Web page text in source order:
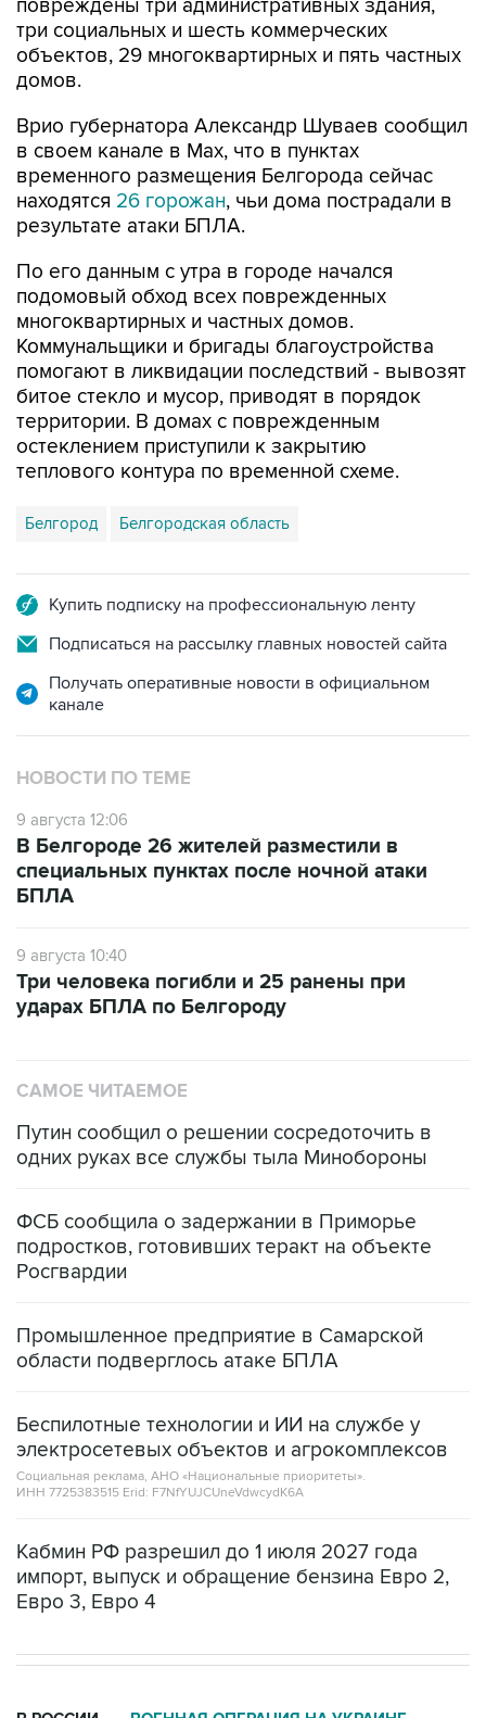
объектов, 29 многоквартирных и пять частных
домов.
Врио губернатора Александр Шуваев сообщил
временного размещения Белгорода сейчас
находятся26 горожан, чьи дома пострадали в
результате атаки БПЛА.
По его данным с утра в городе начался
многоквартирных и частных домов.
Коммунальщики и бригады благоустройства
помогают в ликвидации последствий - вывозят
битое стекло и мусор, приводят в порядок
территории. В домах с поврежденным
остеклением приступили к закрытию
теплового контура по временной схеме.
Белгород Белгородская область
Подписаться на рассылку главных новостей сайта
Получать оперативные новости в официальном
НОВОСТИ ПО ТЕМЕ
9 августа 12:06
специальных пунктах после ночной атаки
БПЛА
ударах БПЛА по Белгороду
Путин сообщил о решении сосредоточить в
ФСБ сообщила о задержании в Приморье
Росгвардии
Промышленное предприятие в Самарской
Беспилотные технологии и ИИ на службе у
Социальная реклама, АНО «Национальные приоритеты».
ИНН 7725383515 Erid: F7NfYUJCUneVdwcydK6A
Кабмин РФ разрешил до 1 июля 2027 года
Евро 3, Евро 4